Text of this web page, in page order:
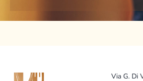
Via G. Di